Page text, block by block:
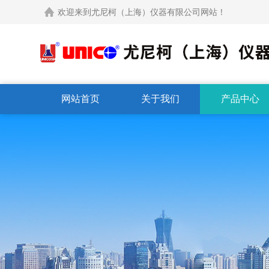
欢迎来到尤尼柯（上海）仪器有限公司网站！
网站首页 关于我们 产品中心